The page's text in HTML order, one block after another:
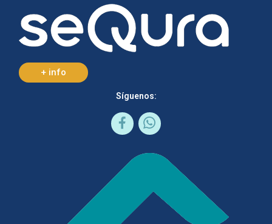
+ info
Síguenos: